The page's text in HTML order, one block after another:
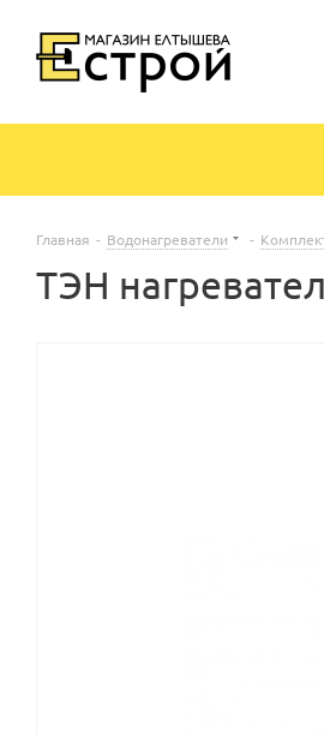
Главная - Водонагреватели -
ТЭН